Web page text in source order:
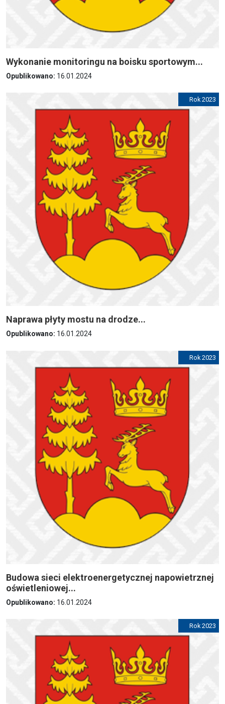
Wykonanie monitoringu na boisku sportowym...
Opublikowano: 16.01.2024
Rok 2023
Naprawa płyty mostu na drodze...
Opublikowano: 16.01.2024
Rok 2023
Budowa sieci elektroenergetycznej napowietrznej
oświetleniowej...
Opublikowano: 16.01.2024
Rok 2023